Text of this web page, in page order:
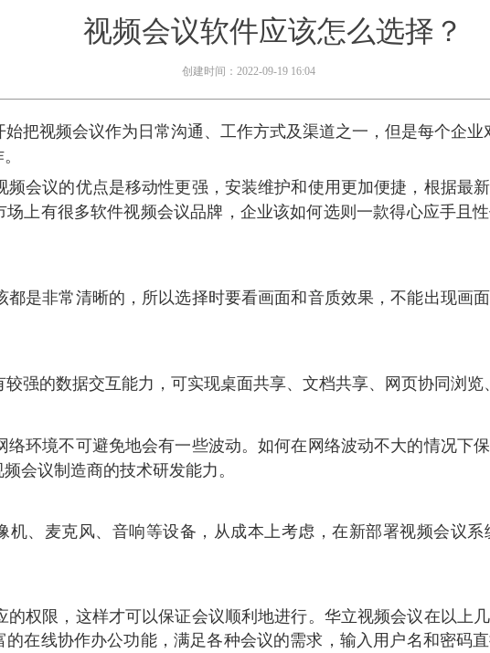
把视频会议作为日常沟通、工作方式及渠道之一，但是每个企
会议的优点是移动性更强，安装维护和使用更加便捷，根据最
上有很多软件视频会议品牌，企业该如何选则一款得心应手且
都是非常清晰的，所以选择时要看画面和音质效果，不能出现画
强的数据交互能力，可实现桌面共享、文档共享、网页协同浏览
环境不可避免地会有一些波动。如何在网络波动不大的情况下
会议制造商的技术研发能力。
、麦克风、音响等设备，从成本上考虑，在新部署视频会议
权限，这样才可以保证会议顺利地进行。 华立视频会议在以上
在线协作办公功能，满足各种会议的需求，输入用户名和密码
视频会议软件应该怎么选择？
创建时间： 2022-09-19 16:04